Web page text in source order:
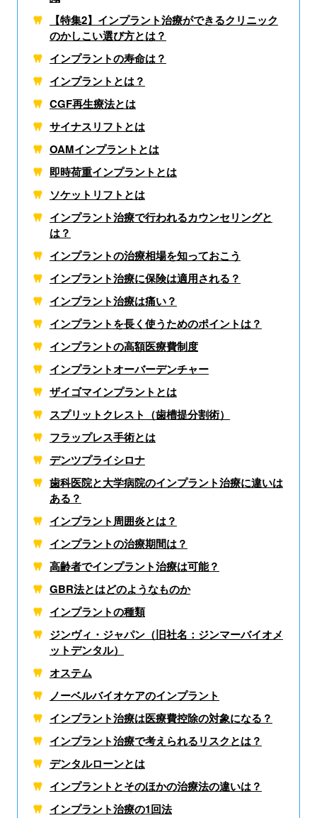
【特集2】インプラント治療ができるクリニック
のかしこい選び方とは？
インプラントの寿命は？
インプラントとは？
CGF再生療法とは
サイナスリフトとは
OAMインプラントとは
即時荷重インプラントとは
ソケットリフトとは
インプラント治療で行われるカウンセリングと
は？
インプラントの治療相場を知っておこう
インプラント治療に保険は適用される？
インプラント治療は痛い？
インプラントを長く使うためのポイントは？
インプラントの高額医療費制度
インプラントオーバーデンチャー
ザイゴマインプラントとは
スプリットクレスト（歯槽提分割術）
フラップレス手術とは
デンツプライシロナ
歯科医院と大学病院のインプラント治療に違いは
ある？
インプラント周囲炎とは？
インプラントの治療期間は？
高齢者でインプラント治療は可能？
GBR法とはどのようなものか
インプラントの種類
ジンヴィ・ジャパン（旧社名：ジンマーバイオメ
ットデンタル）
オステム
ノーベルバイオケアのインプラント
インプラント治療は医療費控除の対象になる？
インプラント治療で考えられるリスクとは？
デンタルローンとは
インプラントとそのほかの治療法の違いは？
インプラント治療の1回法